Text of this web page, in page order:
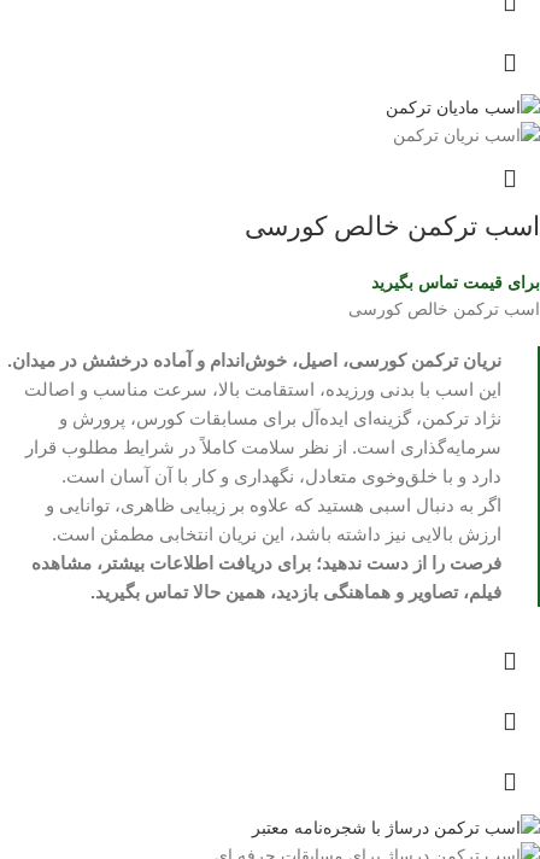
اسب ترکمن خالص کورسی
برای قیمت تماس بگیرید
اسب ترکمن خالص کورسی
نریان ترکمن کورسی، اصیل، خوش‌اندام و آماده درخشش در میدان.
این اسب با بدنی ورزیده، استقامت بالا، سرعت مناسب و اصالت
نژاد ترکمن، گزینه‌ای ایده‌آل برای مسابقات کورس، پرورش و
سرمایه‌گذاری است. از نظر سلامت کاملاً در شرایط مطلوب قرار
دارد و با خلق‌وخوی متعادل، نگهداری و کار با آن آسان است.
اگر به دنبال اسبی هستید که علاوه بر زیبایی ظاهری، توانایی و
ارزش بالایی نیز داشته باشد، این نریان انتخابی مطمئن است.
فرصت را از دست ندهید؛ برای دریافت اطلاعات بیشتر، مشاهده
فیلم، تصاویر و هماهنگی بازدید، همین حالا تماس بگیرید.